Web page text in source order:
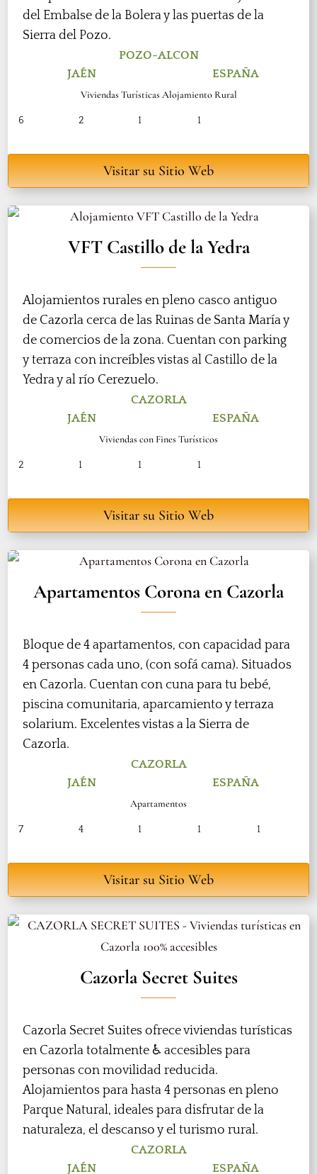
del Embalse de la Bolera y las puertas de la
Sierra del Pozo.
POZO-ALCON
JAÉN
ESPAÑA
Viviendas Turísticas Alojamiento Rural
6 2 1 1
Visitar su Sitio Web
VFT Castillo de la Yedra
Alojamientos rurales en pleno casco antiguo
de Cazorla cerca de las Ruinas de Santa María y
de comercios de la zona. Cuentan con parking
y terraza con increíbles vistas al Castillo de la
Yedra y al río Cerezuelo.
CAZORLA
JAÉN
ESPAÑA
Viviendas con Fines Turísticos
2 1 1 1
Visitar su Sitio Web
Apartamentos Corona en Cazorla
Bloque de 4 apartamentos, con capacidad para
4 personas cada uno, (con sofá cama). Situados
en Cazorla. Cuentan con cuna para tu bebé,
piscina comunitaria, aparcamiento y terraza
solarium. Excelentes vistas a la Sierra de
Cazorla.
CAZORLA
JAÉN
ESPAÑA
Apartamentos
7 4 1 1 1
Visitar su Sitio Web
Cazorla Secret Suites
Cazorla Secret Suites ofrece viviendas turísticas
en Cazorla totalmente ♿ accesibles para
personas con movilidad reducida.
Alojamientos para hasta 4 personas en pleno
Parque Natural, ideales para disfrutar de la
naturaleza, el descanso y el turismo rural.
CAZORLA
JAÉN
ESPAÑA